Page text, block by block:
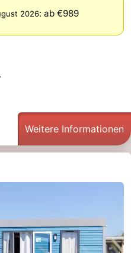
2026: ab €989
Weitere Informationen